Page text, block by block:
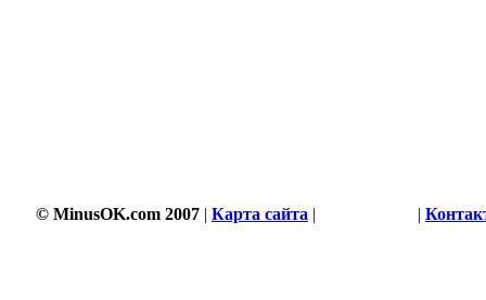
© MinusOK.com 2007 | Карта сайта | |